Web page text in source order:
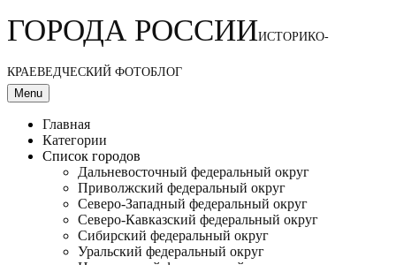
ГОРОДА РОССИИИСТОРИКО-
КРАЕВЕДЧЕСКИЙ ФОТОБЛОГ
Menu
Главная
Категории
Список городов
Дальневосточный федеральный округ
Приволжский федеральный округ
Северо-Западный федеральный округ
Северо-Кавказский федеральный округ
Сибирский федеральный округ
Уральский федеральный округ